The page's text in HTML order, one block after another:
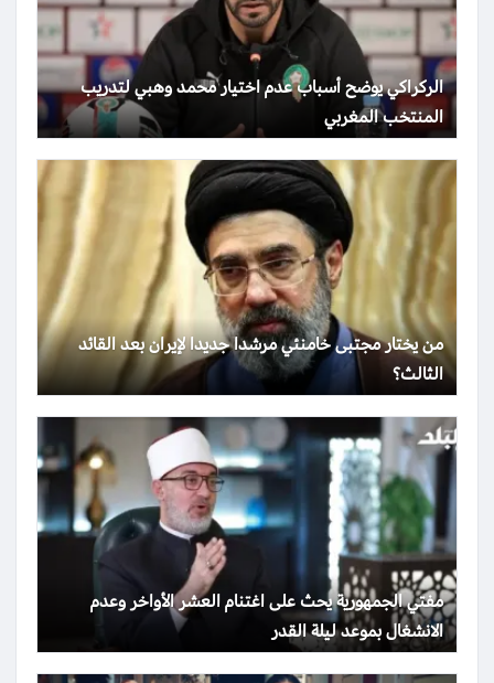
الركراكي يوضح أسباب عدم اختيار محمد وهبي لتدريب
المنتخب المغربي
من يختار مجتبى خامنئي مرشدا جديدا لإيران بعد القائد
الثالث؟
مفتي الجمهورية يحث على اغتنام العشر الأواخر وعدم
الانشغال بموعد ليلة القدر